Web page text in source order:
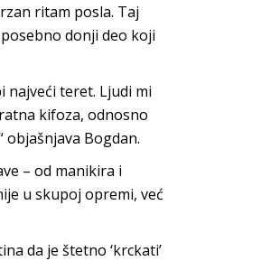
ritam posla. Taj
donji deo koji
najveći teret. Ljudi mi
kifoza, odnosno
Bogdan.
– od manikira i
u skupoj opremi, već
da je štetno ‘krckati’